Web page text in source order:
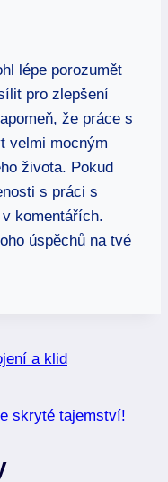
lépe porozumět
pro zlepšení
že práce s
velmi mocným
života. Pokud
s práci s
komentářích.
úspěchů na tvé
a klid
skryté tajemství!